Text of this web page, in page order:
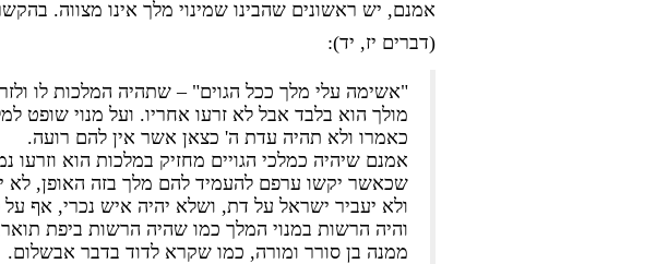
אמנם, יש ראשונים שהבינו שמינוי מלך אינו מצווה.
(דברים יז, יד):
"אשימה עלי מלך ככל הגוים" – שתהיה המלכות לו
מולך הוא בלבד אבל לא זרעו אחריו. ועל מנוי שופט
כאמרו ולא תהיה עדת ה' כצאן אשר אין להם רועה.
אמנם שיהיה כמלכי הגויים מחזיק במלכות הוא
שכאשר יקשו ערפם להעמיד להם מלך בזה האופן,
ולא יעביר ישראל על דת, ושלא יהיה איש נכרי, אף
והיה הרשות במנוי המלך כמו שהיה הרשות ביפת
ממנה בן סורר ומורה, כמו שקרא לדוד בדבר אבשלום.